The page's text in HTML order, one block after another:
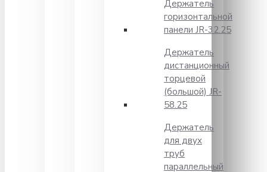
Держатель
горизонтальной
панели JR-32.25
Держатель
дистанционный
торцевой
(большой) JR-
58.25
Держатель
для двух
труб
параллельный